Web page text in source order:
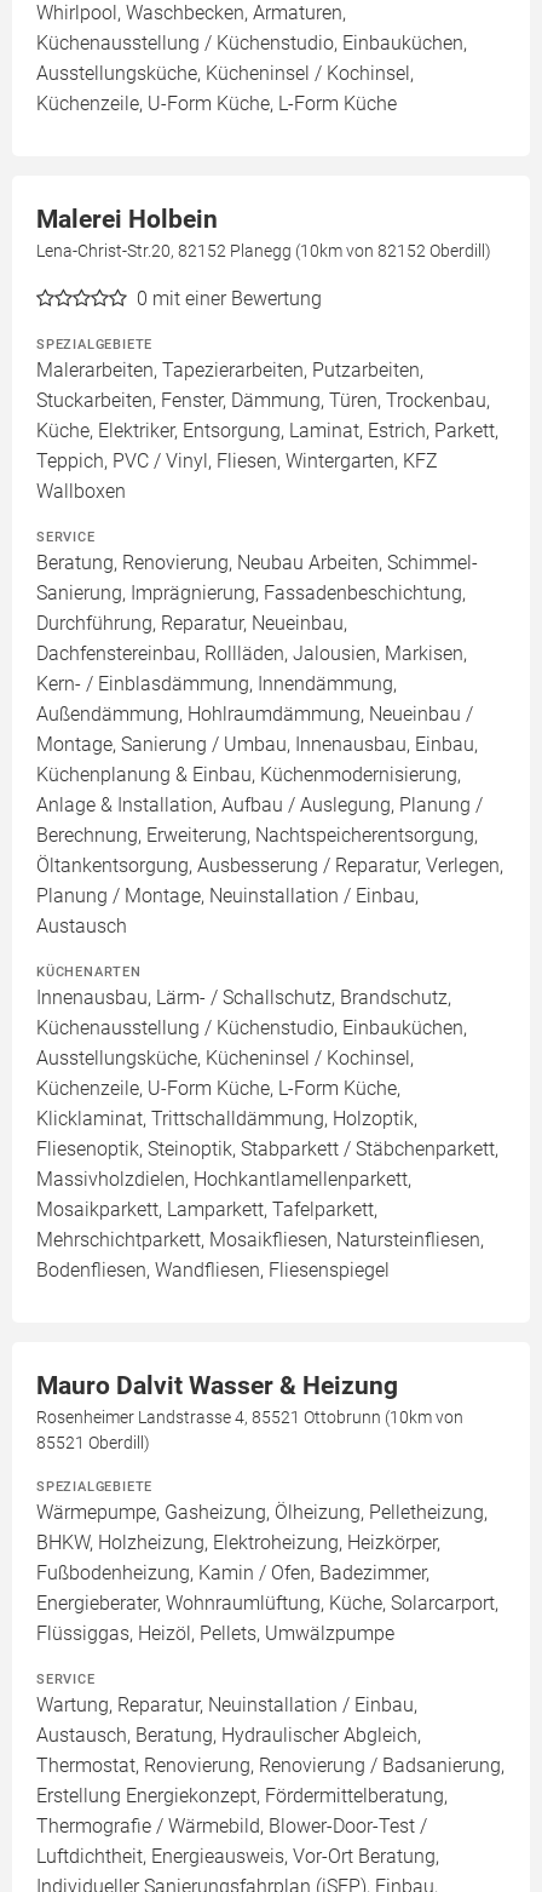
Whirlpool, Waschbecken, Armaturen,
Küchenausstellung / Küchenstudio, Einbauküchen,
Ausstellungsküche, Kücheninsel / Kochinsel,
Küchenzeile, U-Form Küche, L-Form Küche
Malerei Holbein
Lena-Christ-Str.20, 82152 Planegg (10km von 82152 Oberdill)
0 mit einer Bewertung
SPEZIALGEBIETE
Malerarbeiten, Tapezierarbeiten, Putzarbeiten,
Stuckarbeiten, Fenster, Dämmung, Türen, Trockenbau,
Küche, Elektriker, Entsorgung, Laminat, Estrich, Parkett,
Teppich, PVC / Vinyl, Fliesen, Wintergarten, KFZ
Wallboxen
SERVICE
Beratung, Renovierung, Neubau Arbeiten, Schimmel-
Sanierung, Imprägnierung, Fassadenbeschichtung,
Durchführung, Reparatur, Neueinbau,
Dachfenstereinbau, Rollläden, Jalousien, Markisen,
Kern- / Einblasdämmung, Innendämmung,
Außendämmung, Hohlraumdämmung, Neueinbau /
Montage, Sanierung / Umbau, Innenausbau, Einbau,
Küchenplanung & Einbau, Küchenmodernisierung,
Anlage & Installation, Aufbau / Auslegung, Planung /
Berechnung, Erweiterung, Nachtspeicherentsorgung,
Öltankentsorgung, Ausbesserung / Reparatur, Verlegen,
Planung / Montage, Neuinstallation / Einbau,
Austausch
KÜCHENARTEN
Innenausbau, Lärm- / Schallschutz, Brandschutz,
Küchenausstellung / Küchenstudio, Einbauküchen,
Ausstellungsküche, Kücheninsel / Kochinsel,
Küchenzeile, U-Form Küche, L-Form Küche,
Klicklaminat, Trittschalldämmung, Holzoptik,
Fliesenoptik, Steinoptik, Stabparkett / Stäbchenparkett,
Massivholzdielen, Hochkantlamellenparkett,
Mosaikparkett, Lamparkett, Tafelparkett,
Mehrschichtparkett, Mosaikfliesen, Natursteinfliesen,
Bodenfliesen, Wandfliesen, Fliesenspiegel
Mauro Dalvit Wasser & Heizung
Rosenheimer Landstrasse 4, 85521 Ottobrunn (10km von
85521 Oberdill)
SPEZIALGEBIETE
Wärmepumpe, Gasheizung, Ölheizung, Pelletheizung,
BHKW, Holzheizung, Elektroheizung, Heizkörper,
Fußbodenheizung, Kamin / Ofen, Badezimmer,
Energieberater, Wohnraumlüftung, Küche, Solarcarport,
Flüssiggas, Heizöl, Pellets, Umwälzpumpe
SERVICE
Wartung, Reparatur, Neuinstallation / Einbau,
Austausch, Beratung, Hydraulischer Abgleich,
Thermostat, Renovierung, Renovierung / Badsanierung,
Erstellung Energiekonzept, Fördermittelberatung,
Thermografie / Wärmebild, Blower-Door-Test /
Luftdichtheit, Energieausweis, Vor-Ort Beratung,
Individueller Sanierungsfahrplan (iSFP), Einbau,